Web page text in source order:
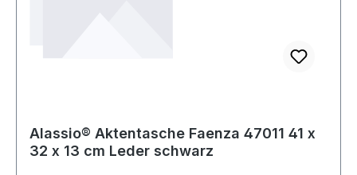
Alassio® Aktentasche Faenza 47011 41 x
32 x 13 cm Leder schwarz